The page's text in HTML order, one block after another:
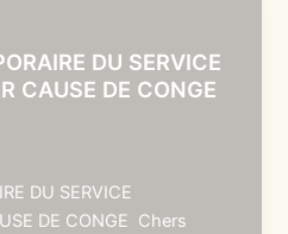
DU SERVICE
CAUSE DE CONGE
DU SERVICE
DE CONGE Chers